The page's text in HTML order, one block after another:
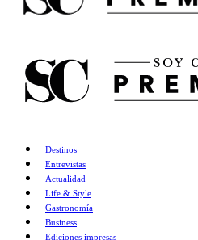
Destinos
Entrevistas
Actualidad
Life & Style
Gastronomía
Business
Ediciones impresas